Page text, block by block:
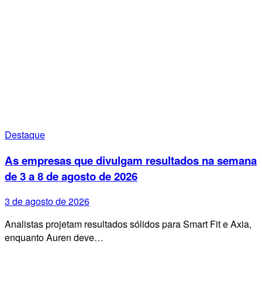
Destaque
As empresas que divulgam resultados na semana
de 3 a 8 de agosto de 2026
3 de agosto de 2026
Analistas projetam resultados sólidos para Smart Fit e Axia,
enquanto Auren deve…